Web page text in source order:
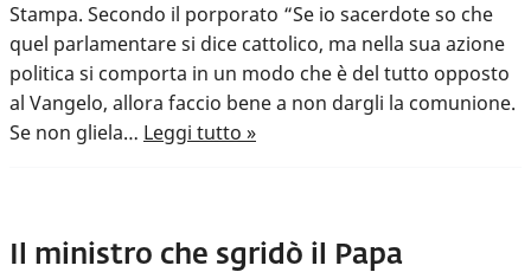
Stampa. Secondo il porporato “Se io sacerdote so che
quel parlamentare si dice cattolico, ma nella sua azione
politica si comporta in un modo che è del tutto opposto
al Vangelo, allora faccio bene a non dargli la comunione.
Se non gliela… Leggi tutto »
Il ministro che sgridò il Papa